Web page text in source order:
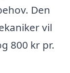
Den
vil
800 kr pr.